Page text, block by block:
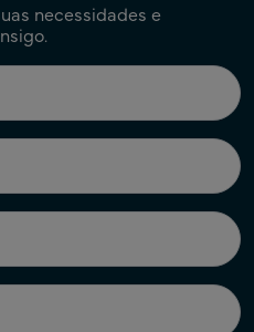
necessidades e